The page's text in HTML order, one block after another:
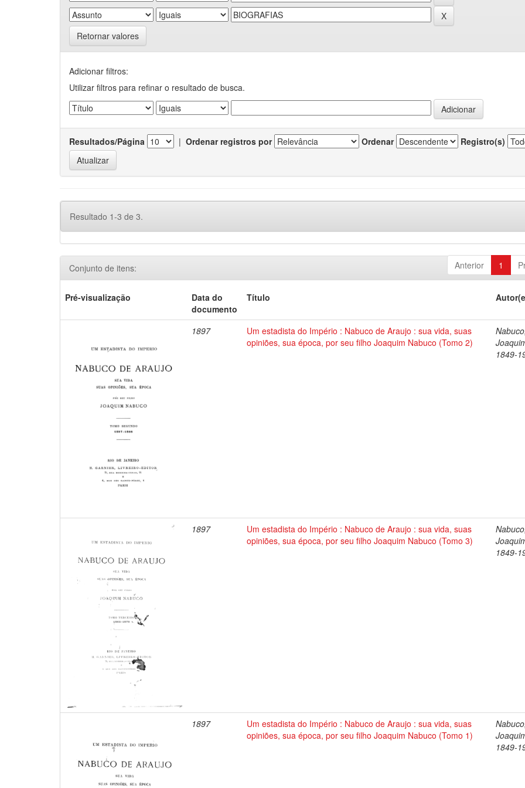
Retornar valores
Adicionar filtros:
Utilizar filtros para refinar o resultado de busca.
Resultados/Página | Ordenar registros por Ordenar Registro(s)
Resultado 1-3 de 3.
Anterior 1
Conjunto de itens:
Pré-visualização
Data do
documento
Título
1897
Um estadista do Império : Nabuco de Araujo : sua vida, suas
opiniões, sua época, por seu filho Joaquim Nabuco (Tomo 2)
Nabuco,
1849-
1897
Um estadista do Império : Nabuco de Araujo : sua vida, suas
opiniões, sua época, por seu filho Joaquim Nabuco (Tomo 3)
Nabuco,
1849-
1897
Um estadista do Império : Nabuco de Araujo : sua vida, suas
opiniões, sua época, por seu filho Joaquim Nabuco (Tomo 1)
Nabuco,
1849-